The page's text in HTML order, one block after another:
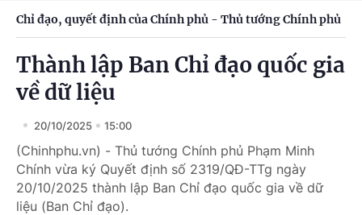
Chỉ đạo, quyết định của Chính phủ - Thủ tướng Chính phủ
Thành lập Ban Chỉ đạo quốc gia
về dữ liệu
20/10/2025 15:00
(Chinhphu.vn) - Thủ tướng Chính phủ Phạm Minh
Chính vừa ký Quyết định số 2319/QĐ-TTg ngày
20/10/2025 thành lập Ban Chỉ đạo quốc gia về dữ
liệu (Ban Chỉ đạo).